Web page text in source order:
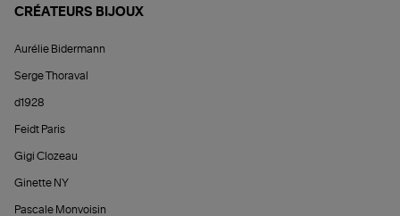
CRÉATEURS BIJOUX
Aurélie Bidermann
Serge Thoraval
d1928
Feidt Paris
Gigi Clozeau
Ginette NY
Pascale Monvoisin